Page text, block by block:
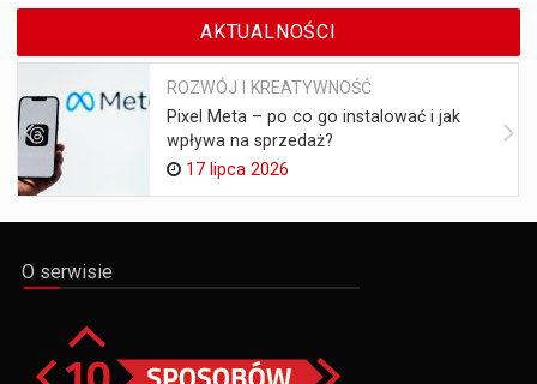
AKTUALNOŚCI
ROZWÓJ I KREATYWNOŚĆ
Pixel Meta – po co go instalować i jak
wpływa na sprzedaż?
17 lipca 2026
O serwisie